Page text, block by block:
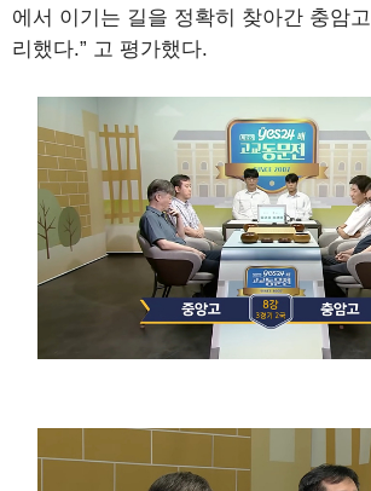
에서 이기는 길을 정확히 찾아간 충암
리했다.” 고 평가했다.